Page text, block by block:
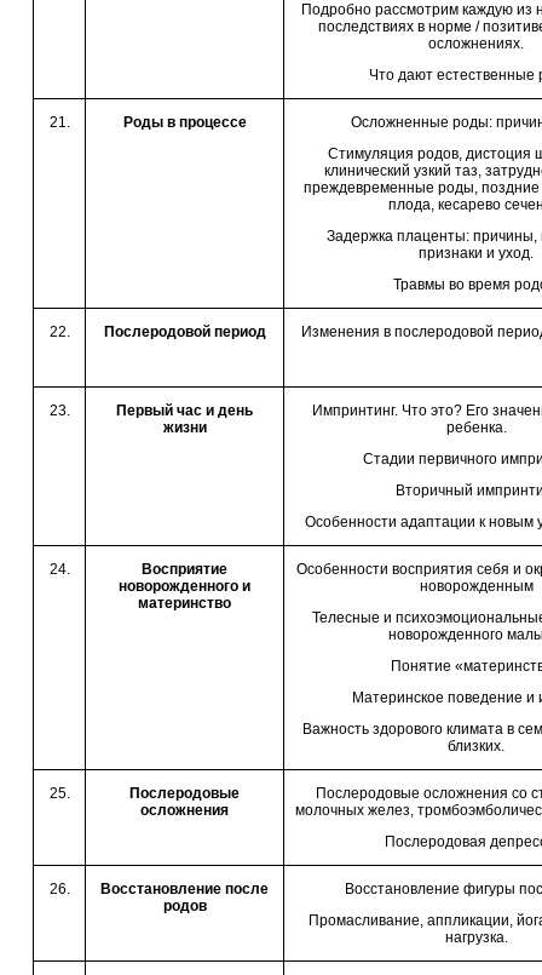
Подробно рассмотрим каждую из
последствиях в норме /
осложнениях.
Что дают естественные
21. Роды в процессе
Осложненные роды:
Стимуляция родов, дистоция
клинический узкий таз,
преждевременные роды, поздние
плода, кесарево
Задержка плаценты: причины,
признаки и уход.
Травмы во время
22. Послеродовой период Изменения в послеродовой
23.
Первый час и день
жизни
Импринтинг. Что это? Его
ребенка.
Стадии первичного
Вторичный
Особенности адаптации к новым
24.
Восприятие
новорожденного и
материнство
Особенности восприятия себя и
новорожденным
Телесные и
новорожденного
Понятие
Материнское поведение и
Важность здорового климата в
близких.
25.
Послеродовые
осложнения
Послеродовые осложнения со
молочных желез,
Послеродовая
26.
Восстановление после
родов
Восстановление фигуры
Промасливание, аппликации,
нагрузка.